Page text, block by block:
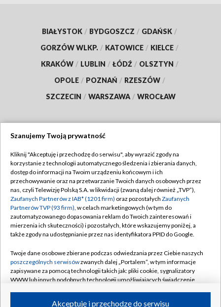
BIAŁYSTOK / BYDGOSZCZ / GDAŃSK /
GORZÓW WLKP. / KATOWICE / KIELCE /
KRAKÓW / LUBLIN / ŁÓDŹ / OLSZTYN /
OPOLE / POZNAŃ / RZESZÓW /
SZCZECIN / WARSZAWA / WROCŁAW
TVP
Abonament TVP
Emisja w TVP
Centrum informacji TVP
Naziemna Telewizja Cyfrowa
Rada Programowa
System NOS
Informacje o nadawcy
Regulamin TVP
Polityka prywatności
Moje zgody
Pomoc
Kontakt
Kanały
Szanujemy Twoją prywatność
Kliknij "Akceptuję i przechodzę do serwisu", aby wyrazić zgody na
korzystanie z technologii automatycznego śledzenia i zbierania danych,
dostęp do informacji na Twoim urządzeniu końcowym i ich
przechowywanie oraz na przetwarzanie Twoich danych osobowych przez
nas, czyli Telewizję Polską S.A. w likwidacji (zwaną dalej również „TVP”),
Zaufanych Partnerów z IAB* (1201 firm) oraz pozostałych Zaufanych
Partnerów TVP (93 firm), w celach marketingowych (w tym do
zautomatyzowanego dopasowania reklam do Twoich zainteresowań i
mierzenia ich skuteczności) i pozostałych, które wskazujemy poniżej, a
także zgody na udostępnianie przez nas identyfikatora PPID do Google.
Twoje dane osobowe zbierane podczas odwiedzania przez Ciebie naszych
poszczególnych serwisówzwanych dalej „Portalem”, w tym informacje
zapisywane za pomocą technologii takich jak: pliki cookie, sygnalizatory
WWW lub innych podobnych technologii umożliwiających świadczenie
Akceptuję i przechodzę do serwisu